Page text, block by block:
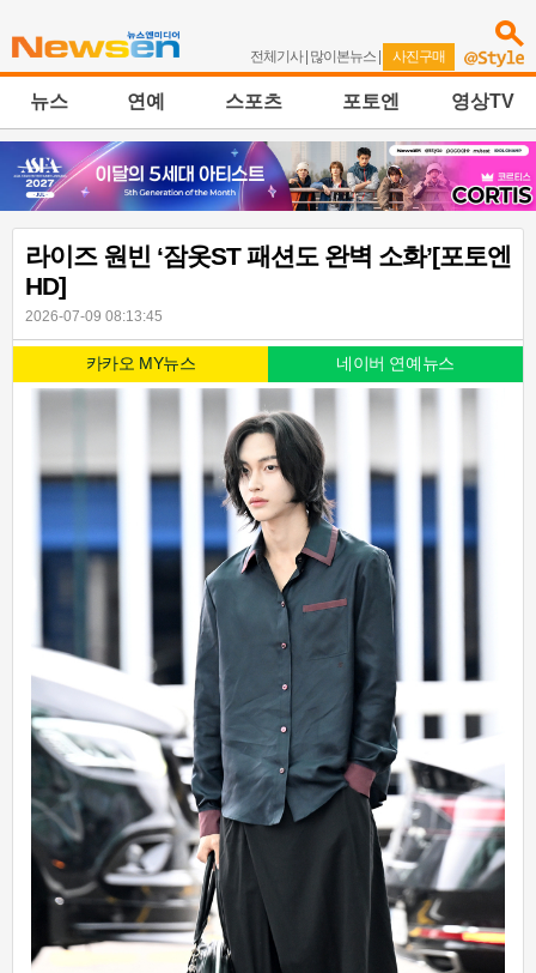
전체기사| 많이본뉴스 | 사진구매
뉴스 연예 스포츠 포토엔 영상TV
라이즈 원빈 ‘잠옷ST 패션도 완벽 소화’[포토엔
HD]
2026-07-09 08:13:45
카카오 MY뉴스 네이버 연예뉴스